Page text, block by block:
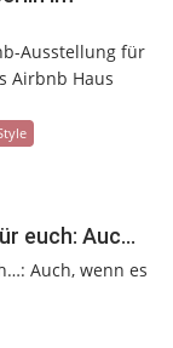
Ausstellung für
Airbnb Haus
euch: Auc…
Auch, wenn es